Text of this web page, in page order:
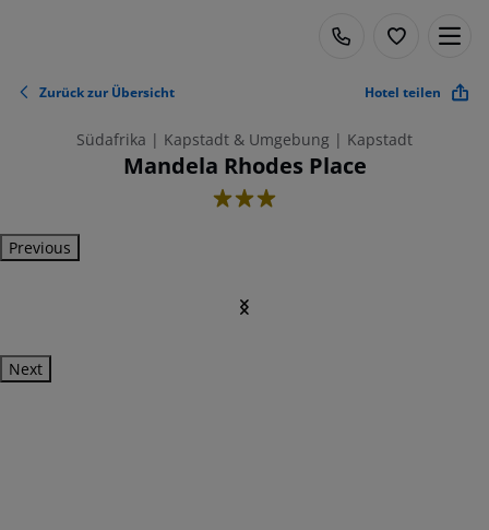
Zurück zur Übersicht Hotel teilen
Südafrika | Kapstadt & Umgebung | Kapstadt
Mandela Rhodes Place
3
Previous
Next